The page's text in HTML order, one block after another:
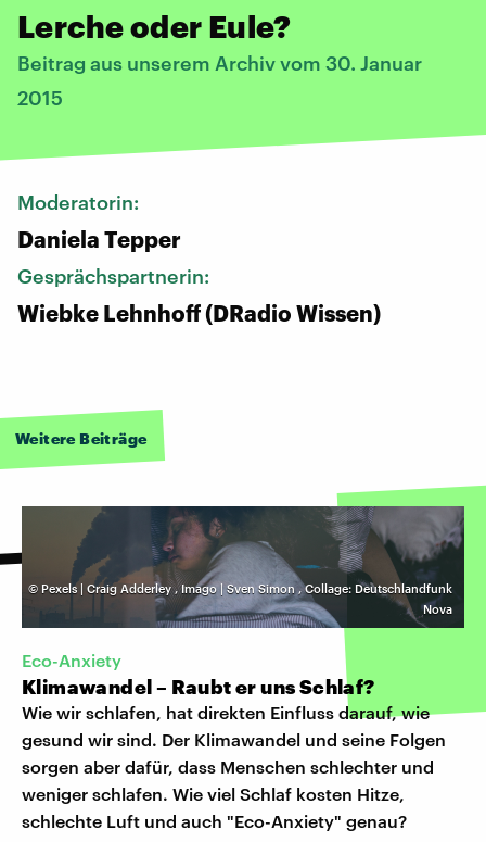
Lerche oder Eule?
Beitrag aus unserem Archiv vom 30. Januar
2015
Moderatorin:
Daniela Tepper
Gesprächspartnerin:
Wiebke Lehnhoff (DRadio Wissen)
Weitere Beiträge
© Pexels | Craig Adderley,Imago | Sven Simon ,Collage: Deutschlandfunk
Nova
Eco-Anxiety
Klimawandel – Raubt er uns Schlaf?
Wie wir schlafen, hat direkten Einfluss darauf, wie
gesund wir sind. Der Klimawandel und seine Folgen
sorgen aber dafür, dass Menschen schlechter und
weniger schlafen. Wie viel Schlaf kosten Hitze,
schlechte Luft und auch "Eco-Anxiety" genau?